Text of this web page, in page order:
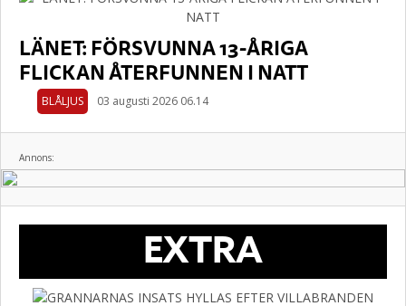
LÄNET: FÖRSVUNNA 13-ÅRIGA
FLICKAN ÅTERFUNNEN I NATT
BLÅLJUS 03 augusti 2026 06.14
Annons:
EXTRA